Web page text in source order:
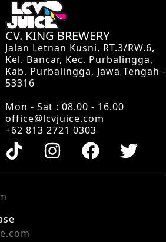
CV. KING BREWERY
Jalan Letnan Kusni, RT.3/RW.6,
Kel. Bancar, Kec. Purbalingga,
Kab. Purbalingga, Jawa Tengah -
53316
Mon - Sat : 08.00 - 16.00
office@lcvjuice.com
+62 813 2721 0303